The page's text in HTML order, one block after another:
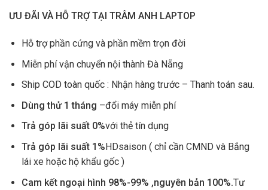
ƯU ĐÃI VÀ HỖ TRỢ TẠI TRÂM ANH LAPTOP
Hỗ trợ phần cứng và phần mềm trọn đời
Miễn phí vận chuyển nội thành Đà Nẵng
Ship COD toàn quốc : Nhận hàng trước – Thanh toán sau.
Dùng thử 1 tháng –đổi máy miễn phí
Trả góp lãi suất 0%với thẻ tín dụng
Trả góp lãi suất 1%HDsaison ( chỉ cần CMND và Bắng
lái xe hoặc hộ khẩu gốc )
Cam kết ngoại hình 98%-99% ,nguyên bản 100%.Tư